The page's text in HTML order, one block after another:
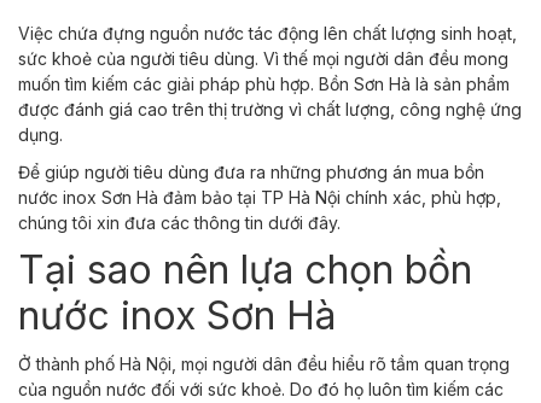
Việc chứa đựng nguồn nước tác động lên chất lượng sinh hoạt,
sức khoẻ của người tiêu dùng. Vì thế mọi người dân đều mong
muốn tìm kiếm các giải pháp phù hợp. Bồn Sơn Hà là sản phẩm
được đánh giá cao trên thị trường vì chất lượng, công nghệ ứng
dụng.
Để giúp người tiêu dùng đưa ra những phương án mua bồn
nước inox Sơn Hà đảm bảo tại TP Hà Nội chính xác, phù hợp,
chúng tôi xin đưa các thông tin dưới đây.
Tại sao nên lựa chọn bồn
nước inox Sơn Hà
Ở thành phố Hà Nội, mọi người dân đều hiểu rõ tầm quan trọng
của nguồn nước đối với sức khoẻ. Do đó họ luôn tìm kiếm các